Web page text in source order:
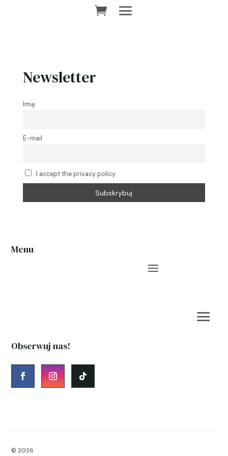
Newsletter
Imię
E-mail
I accept the privacy policy
Menu
Obserwuj nas!
© 2026